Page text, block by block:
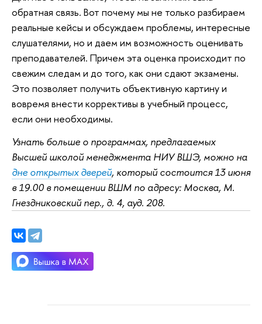
обратная связь. Вот почему мы не только разбираем
реальные кейсы и обсуждаем проблемы, интересные
слушателями, но и даем им возможность оценивать
преподавателей. Причем эта оценка происходит по
свежим следам и до того, как они сдают экзамены.
Это позволяет получить объективную картину и
вовремя внести коррективы в учебный процесс,
если они необходимы.
Узнать больше о программах, предлагаемых
Высшей школой менеджмента НИУ ВШЭ, можно на
дне открытых дверей, который состоится 13 июня
в 19.00 в помещении ВШМ по адресу: Москва, М.
Гнездниковский пер., д. 4, ауд. 208.